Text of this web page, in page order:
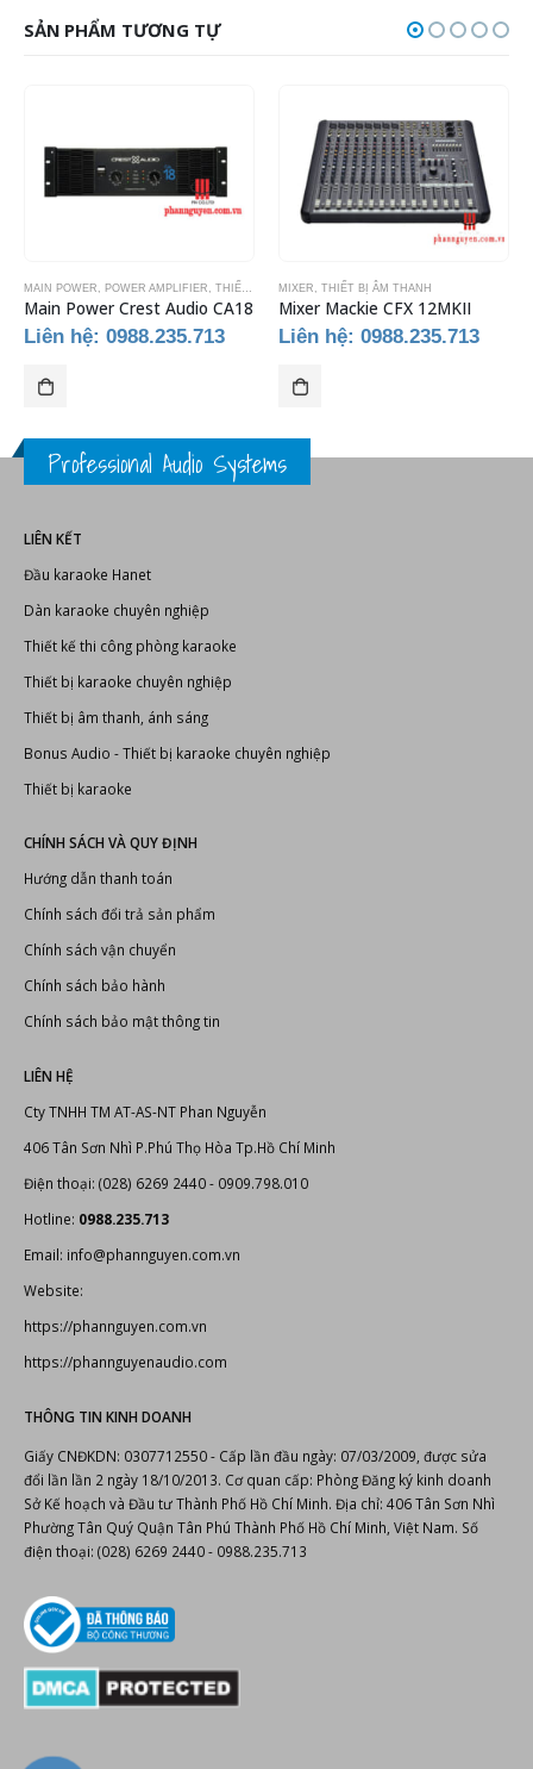
TẾT ÂM LỊCH
SẢN PHẨM TƯƠNG TỰ
MAIN POWER,POWER AMPLIFIER,THIẾT BỊ ÂM THANH
Main Power Crest Audio CA18
Liên hệ: 0988.235.713
MIXER
Mixer Mackie CFX 12MKII
Liên hệ: 0988.235.713
Professional Audio Systems
LIÊN KẾT
Đầu karaoke Hanet
Dàn karaoke chuyên nghiệp
Thiết kế thi công phòng karaoke
Thiết bị karaoke chuyên nghiệp
Thiết bị âm thanh, ánh sáng
Bonus Audio- Thiết bị karaoke chuyên nghiệp
Thiết bị karaoke
CHÍNH SÁCH VÀ QUY ĐỊNH
Hướng dẫn thanh toán
Chính sách đổi trả sản phẩm
Chính sách vận chuyển
Chính sách bảo hành
Chính sách bảo mật thông tin
LIÊN HỆ
Cty TNHH TM AT-AS-NT Phan Nguyễn
406 Tân Sơn Nhì P.Phú Thọ Hòa Tp.Hồ Chí Minh
Điện thoại: (028) 6269 2440 - 0909.798.010
Hotline:0988.235.713
Email: info@phannguyen.com.vn
https://phannguyen.com.vn
https://phannguyenaudio.com
Giấy CNĐKDN: 0307712550 - Cấp lần đầu ngày: 07/03/2009, được sửa
đổi lần lần 2 ngày 18/10/2013. Cơ quan cấp: Phòng Đăng ký kinh doanh
Sở Kế hoạch và Đầu tư Thành Phố Hồ Chí Minh. Địa chỉ: 406 Tân Sơn Nhì
Phường Tân Quý Quận Tân Phú Thành Phố Hồ Chí Minh, Việt Nam. Số
điện thoại: (028) 6269 2440 - 0988.235.713